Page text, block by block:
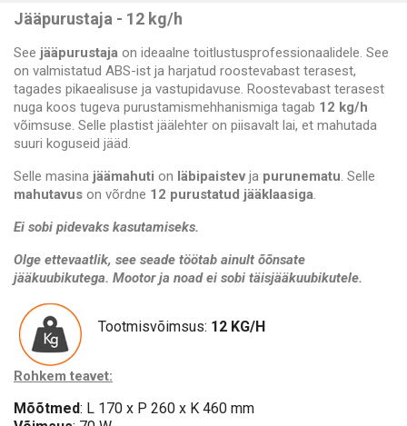
Jääpurustaja - 12 kg/h
See jääpurustaja on ideaalne toitlustusprofessionaalidele. See
on valmistatud ABS-ist ja harjatud roostevabast terasest,
tagades pikaealisuse ja vastupidavuse. Roostevabast terasest
nuga koos tugeva purustamismehhanismiga tagab 12 kg/h
võimsuse. Selle plastist jäälehter on piisavalt lai, et mahutada
suuri koguseid jääd.
Selle masina jäämahuti on läbipaistev ja purunematu. Selle
mahutavus on võrdne 12 purustatud jääklaasiga.
Ei sobi pidevaks kasutamiseks.
Olge ettevaatlik, see seade töötab ainult õõnsate
jääkuubikutega. Mootor ja noad ei sobi täisjääkuubikutele.
Tootmisvõimsus: 12 KG/H
Rohkem teavet:
Mõõtmed: L 170 x P 260 x K 460 mm